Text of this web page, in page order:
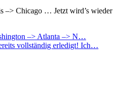
–> Atlanta –> N…
vollständig erledigt! Ich…